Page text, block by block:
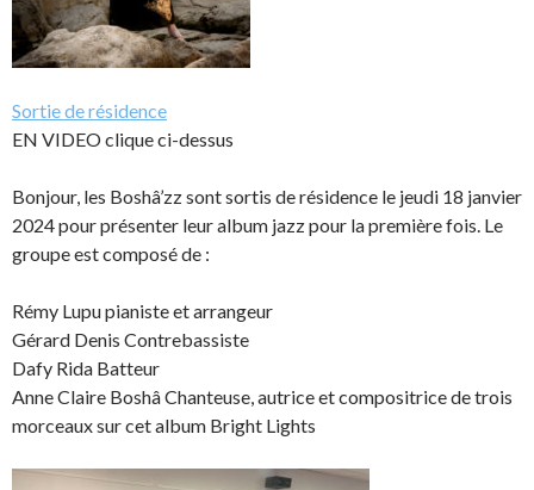
Sortie de résidence
EN VIDEO clique ci-dessus
Bonjour, les Boshâ’zz sont sortis de résidence le jeudi 18 janvier
2024 pour présenter leur album jazz pour la première fois. Le
groupe est composé de :
Rémy Lupu pianiste et arrangeur
Gérard Denis Contrebassiste
Dafy Rida Batteur
Anne Claire Boshâ Chanteuse, autrice et compositrice de trois
morceaux sur cet album Bright Lights